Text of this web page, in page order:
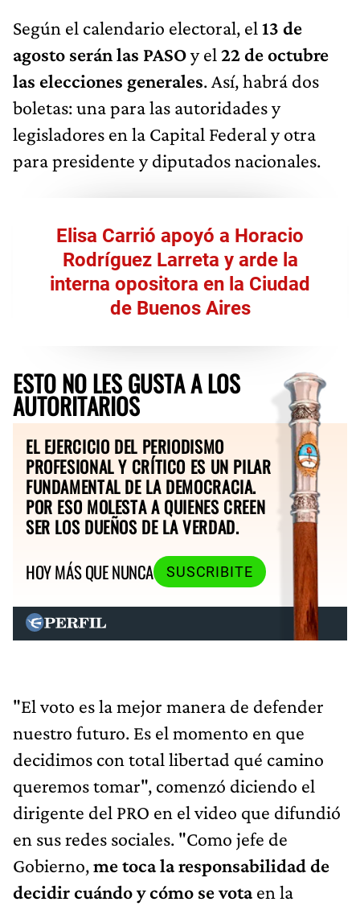
Según el calendario electoral, el 13 de
agosto serán las PASOy el 22 de octubre
las elecciones generales. Así, habrá dos
boletas: una para las autoridades y
legisladores en la Capital Federal y otra
para presidente y diputados nacionales.
Elisa Carrió apoyó a Horacio
Rodríguez Larreta y arde la
interna opositora en la Ciudad
de Buenos Aires
ESTO NO LES GUSTA A LOS
AUTORITARIOS
EL EJERCICIO DEL PERIODISMO
PROFESIONAL Y CRÍTICO ES UN PILAR
FUNDAMENTAL DE LA DEMOCRACIA.
POR ESO MOLESTA A QUIENES CREEN
SER LOS DUEÑOS DE LA VERDAD.
HOY MÁS QUE NUNCA
SUSCRIBITE
"El voto es la mejor manera de defender
nuestro futuro. Es el momento en que
decidimos con total libertad qué camino
queremos tomar", comenzó diciendo el
dirigente del PRO en el video que difundió
en sus redes sociales. "Como jefe de
Gobierno,me toca la responsabilidad de
decidir cuándo y cómo se votaen la